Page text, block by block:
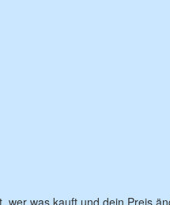
was kauft und dein Preis